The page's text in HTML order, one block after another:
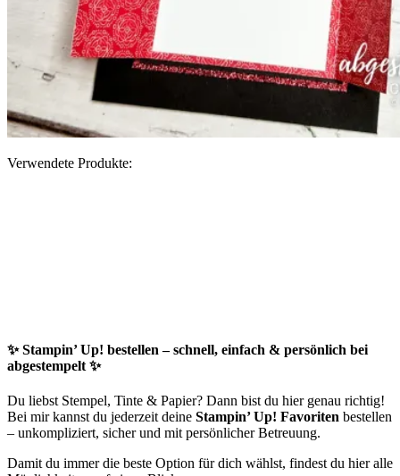
Verwendete Produkte:
✨Stampin’ Up! bestellen – schnell, einfach & persönlich bei
abgestempelt ✨
Du liebst Stempel, Tinte & Papier? Dann bist du hier genau richtig!
Bei mir kannst du jederzeit deine Stampin’ Up! Favoriten bestellen
– unkompliziert, sicher und mit persönlicher Betreuung.
Damit du immer die beste Option für dich wählst, findest du hier alle